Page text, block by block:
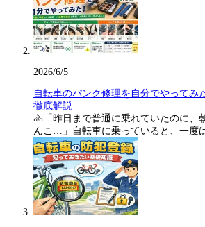
2026/6/5
自転車のパンク修理を自分でやってみ
徹底解説
🚴「昨日まで普通に乗れていたのに、
んこ…」自転車に乗っていると、一度